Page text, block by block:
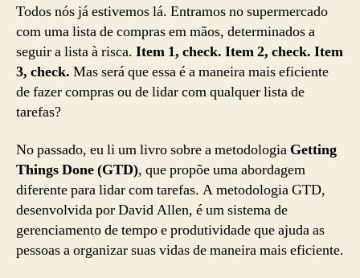
Lista
de
Compras:
Uma
Abordagem
Estratégica
Diárias
Todos nós já estivemos lá. Entramos no supermercado
com uma lista de compras em mãos, determinados a
seguir a lista à risca. Item 1, check. Item 2, check. Item
3, check. Mas será que essa é a maneira mais eficiente
de fazer compras ou de lidar com qualquer lista de
tarefas?
No passado, eu li um livro sobre a metodologia Getting
Things Done (GTD), que propõe uma abordagem
diferente para lidar com tarefas. A metodologia GTD,
desenvolvida por David Allen, é um sistema de
gerenciamento de tempo e produtividade que ajuda as
pessoas a organizar suas vidas de maneira mais eficiente.